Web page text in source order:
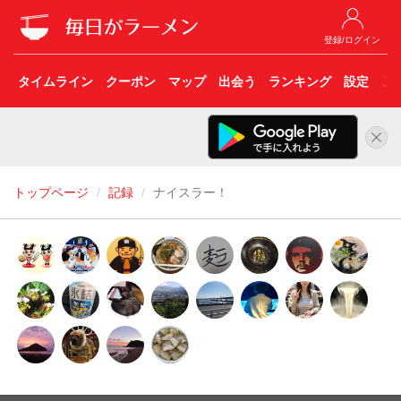
登録/ログイン
タイムライン クーポン マップ 出会う ランキング 設定 こ
トップページ 記録 ナイスラー！